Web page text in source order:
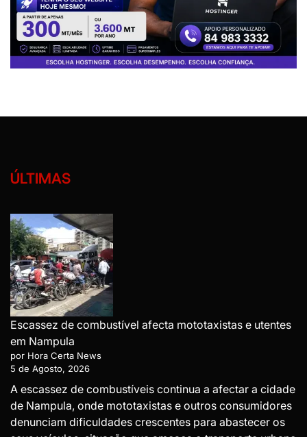
ÚLTIMAS
Escassez de combustível afecta mototaxistas e utentes
em Nampula
por Hora Certa News
5 de Agosto, 2026
A escassez de combustíveis continua a afectar a cidade
de Nampula, onde mototaxistas e outros consumidores
denunciam dificuldades crescentes para abastecer os